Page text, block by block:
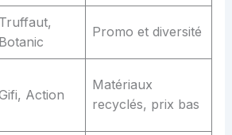
Truffaut,
Botanic
Promo et diversité
Action
Matériaux
recyclés, prix bas